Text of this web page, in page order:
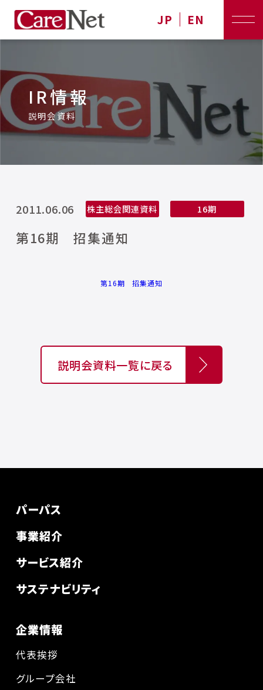
JP EN
IR情報
説明会資料
2011.06.06 株主総会関連資料 16期
第16期 招集通知
第16期 招集通知
説明会資料一覧に戻る
パーパス
事業紹介
サービス紹介
サステナビリティ
企業情報
代表挨拶
グループ会社